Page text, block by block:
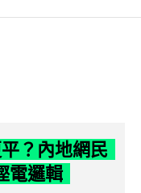
？內地網民
電邏輯